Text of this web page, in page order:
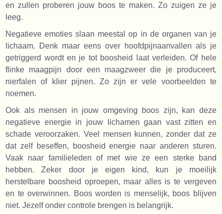
en zullen proberen jouw boos te maken. Zo zuigen ze je
leeg.
Negatieve emoties slaan meestal op in de organen van je
lichaam. Denk maar eens over hoofdpijnaanvallen als je
getriggerd wordt en je tot boosheid laat verleiden. Of hele
flinke maagpijn door een maagzweer die je produceert,
nierfalen of klier pijnen. Zo zijn er vele voorbeelden te
noemen.
Ook als mensen in jouw omgeving boos zijn, kan deze
negatieve energie in jouw lichamen gaan vast zitten en
schade veroorzaken. Veel mensen kunnen, zonder dat ze
dat zelf beseffen, boosheid energie naar anderen sturen.
Vaak naar familieleden of met wie ze een sterke band
hebben. Zeker door je eigen kind, kun je moeilijk
herstelbare boosheid oproepen, maar alles is te vergeven
en te overwinnen. Boos worden is menselijk, boos blijven
niet. Jezelf onder controle brengen is belangrijk.